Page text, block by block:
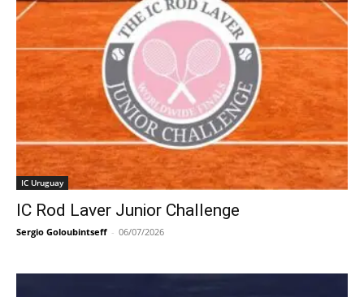
IC Uruguay
IC Rod Laver Junior Challenge
Sergio Goloubintseff - 06/07/2026